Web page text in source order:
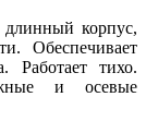
корпус,
Обеспечивает
Работает тихо.
и осевые